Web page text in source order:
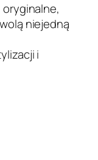
niejedną
i